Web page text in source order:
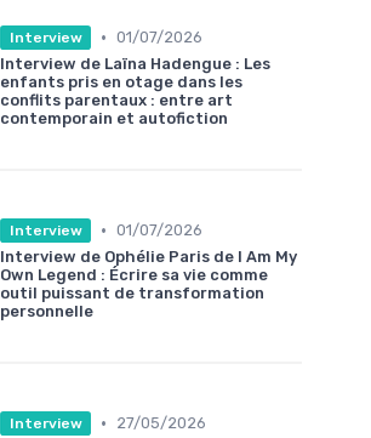
Interview • 01/07/2026
Interview de Laïna Hadengue : Les
enfants pris en otage dans les
conflits parentaux : entre art
contemporain et autofiction
Interview • 01/07/2026
Interview de Ophélie Paris de I Am My
Own Legend : Écrire sa vie comme
outil puissant de transformation
personnelle
Interview •
27/05/2026